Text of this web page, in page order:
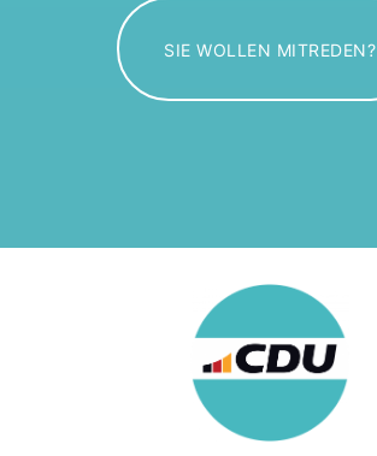
SIE WOLLEN MITREDEN?